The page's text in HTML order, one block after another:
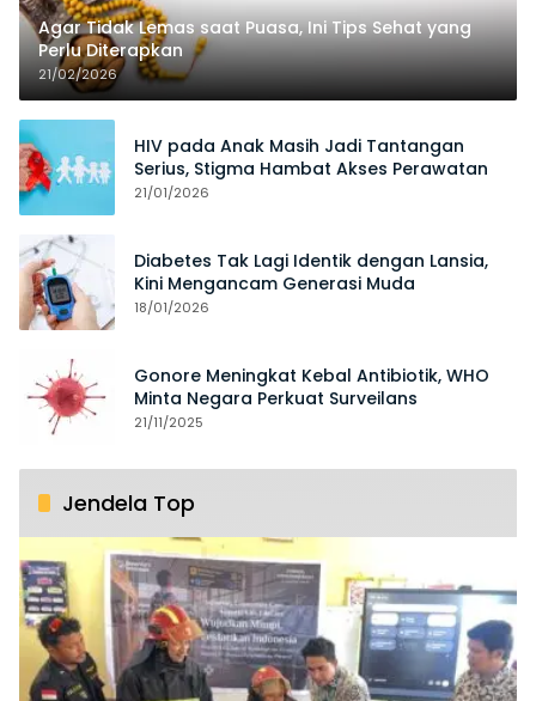
Agar Tidak Lemas saat Puasa, Ini Tips Sehat yang
Perlu Diterapkan
21/02/2026
HIV pada Anak Masih Jadi Tantangan
Serius, Stigma Hambat Akses Perawatan
21/01/2026
Diabetes Tak Lagi Identik dengan Lansia,
Kini Mengancam Generasi Muda
18/01/2026
Gonore Meningkat Kebal Antibiotik, WHO
Minta Negara Perkuat Surveilans
21/11/2025
Jendela Top